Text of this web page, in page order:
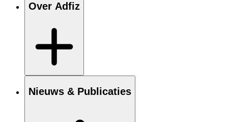
Over Adfiz
Nieuws & Publicaties